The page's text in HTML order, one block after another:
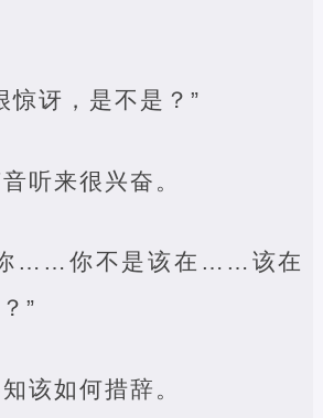
惊讶，是不是？”
听来很兴奋。
……你不是该在……该在
”
该如何措辞。